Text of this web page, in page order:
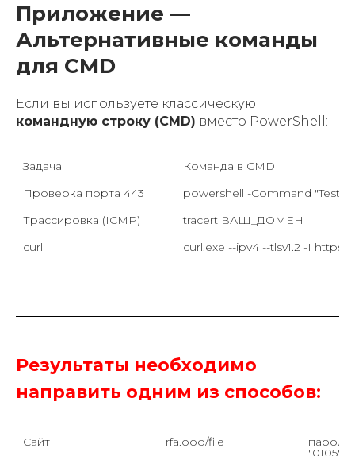
Приложение —
Альтернативные команды
для CMD
Если вы используете классическую
командную строку (CMD) вместо PowerShell:
Задача
Команда в CMD
Проверка порта 443
powershell -Command
Трассировка (ICMP)
tracert ВАШ_ДОМЕН
curl
curl.exe --ipv4 --tlsv1.2 -I
Результаты необходимо
направить одним из способов:
Сайт rfa.ooo/file пароль
"0105"